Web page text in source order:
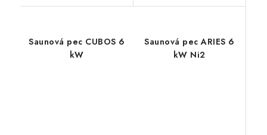
Saunová pec CUBOS 6
kW
Saunová pec ARIES 6
kW Ni2